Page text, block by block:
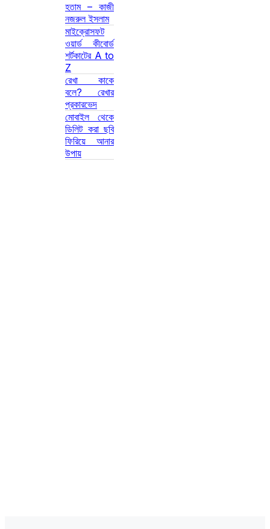
হতাম – কাজী
নজরুল ইসলাম
মাইক্রোসফট
ওয়ার্ড কীবোর্ড
শর্টকাটের A to
Z
রেখা কাকে
বলে? রেখার
প্রকারভেদ
মোবাইল থেকে
ডিলিট করা ছবি
ফিরিয়ে আনার
উপায়